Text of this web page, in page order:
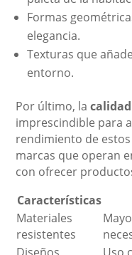
Formas
elegancia.
Texturas que
entorno.
Por último, la
imprescindible para
rendimiento de
marcas que operan
con ofrecer
Características
Materiales
resistentes